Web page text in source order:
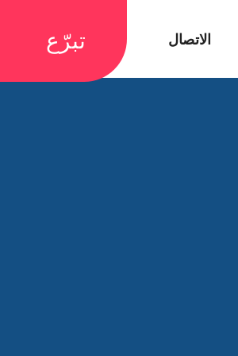
الاتصال تبرّع